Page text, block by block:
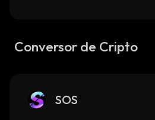
Conversor de Cripto
SOS